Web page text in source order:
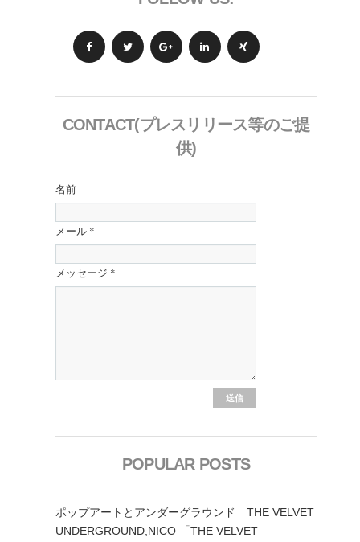
CONTACT(プレスリリース等のご提
供)
名前
メール *
メッセージ *
POPULAR POSTS
ポップアートとアンダーグラウンド THE VELVET
UNDERGROUND,NICO 「THE VELVET